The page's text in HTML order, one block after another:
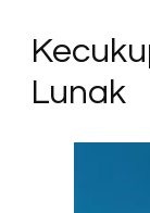
Lunak